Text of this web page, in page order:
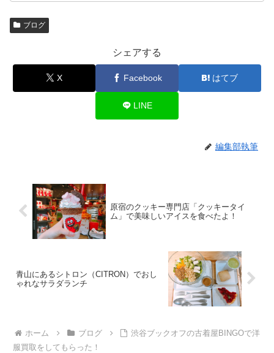
ブログ
シェアする
X Facebook はてブ
LINE
編集部執筆
原宿のクッキー専門店「クッキータイ
ム」で美味しいアイスを食べたよ！
青山にあるシトロン（CITRON）でおし
ゃれなサラダランチ
ホーム ブログ
渋谷ブックオフの古着屋BINGOで洋
服買取をしてもらった！